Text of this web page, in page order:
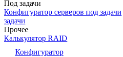
Под задачи
Конфигуратор серверов под задачи
задачи
Прочее
Калькулятор RAID
Конфигуратор